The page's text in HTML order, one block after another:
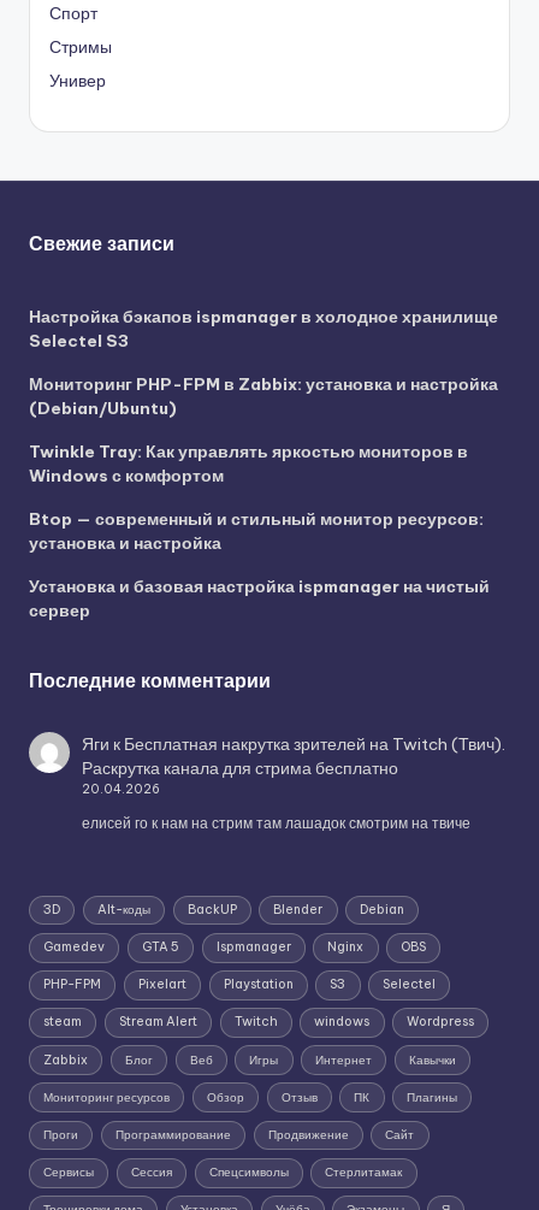
Спорт
Стримы
Универ
Свежие записи
Настройка бэкапов ispmanager в холодное хранилище
Selectel S3
Мониторинг PHP-FPM в Zabbix: установка и настройка
(Debian/Ubuntu)
Twinkle Tray: Как управлять яркостью мониторов в
Windows с комфортом
Btop — современный и стильный монитор ресурсов:
установка и настройка
Установка и базовая настройка ispmanager на чистый
сервер
Последние комментарии
Яги к Бесплатная накрутка зрителей на Twitch (Твич).
Раскрутка канала для стрима бесплатно
20.04.2026
елисей го к нам на стрим там лашадок смотрим на твиче
3D Alt-коды BackUP Blender Debian
Gamedev GTA 5 Ispmanager Nginx OBS
PHP-FPM Pixelart Playstation S3 Selectel
steam Stream Alert Twitch windows Wordpress
Zabbix Блог Веб Игры Интернет Кавычки
Мониторинг ресурсов Обзор Отзыв ПК Плагины
Проги Программирование Продвижение Сайт
Сервисы Сессия Спецсимволы Стерлитамак